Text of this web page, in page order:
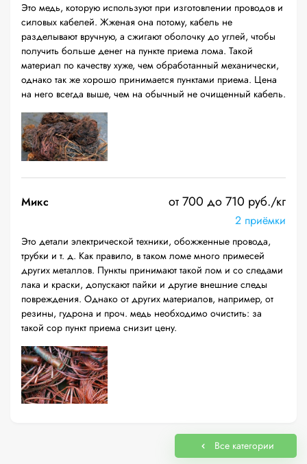
Это медь, которую используют при изготовлении проводов и
силовых кабелей. Жженая она потому, кабель не
разделывают вручную, а сжигают оболочку до углей, чтобы
получить больше денег на пункте приема лома. Такой
материал по качеству хуже, чем обработанный механически,
однако так же хорошо принимается пунктами приема. Цена
на него всегда выше, чем на обычный не очищенный кабель.
Микс от 700 до 710 руб./кг
2 приёмки
Это детали электрической техники, обожженные провода,
трубки и т. д. Как правило, в таком ломе много примесей
других металлов. Пункты принимают такой лом и со следами
лака и краски, допускают пайки и другие внешние следы
повреждения. Однако от других материалов, например, от
резины, гудрона и проч. медь необходимо очистить: за
такой сор пункт приема снизит цену.
Все категории